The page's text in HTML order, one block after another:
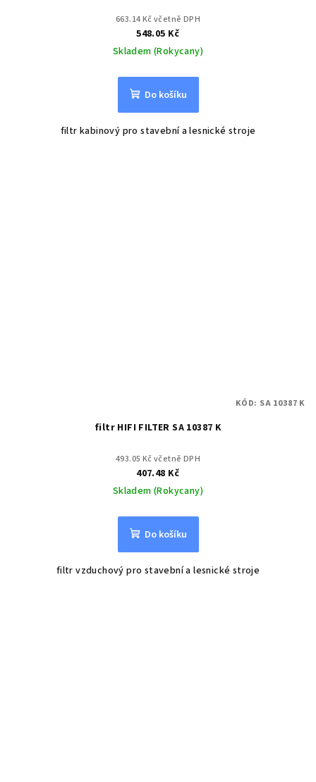
663.14 Kč včetně DPH
548.05 Kč
Skladem (Rokycany)
Do košíku
filtr kabinový pro stavební a lesnické stroje
filtr HIFI FILTER SA 10387 K
493.05 Kč včetně DPH
407.48 Kč
Skladem (Rokycany)
Do košíku
filtr vzduchový pro stavební a lesnické stroje
KÓD: SA 10387 K